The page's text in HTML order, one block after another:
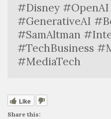
#Disney
#GenerativeAI
#SamAltman
#TechBusiness
#MediaTech
Like
Share this: